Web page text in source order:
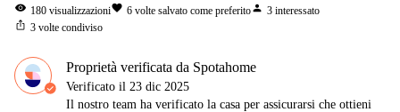
visibility 180 visualizzazionifavorite 6 volte salvato come preferitoperson 3 interessato
ios_share 3 volte condiviso
Proprietà verificata da Spotahome
Verificato il 23 dic 2025
Il nostro team ha verificato la casa per assicurarsi che ottieni